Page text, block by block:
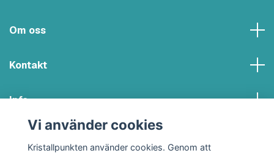
Om oss
Kontakt
Info
Vi använder cookies
Kristallpunkten använder cookies. Genom att